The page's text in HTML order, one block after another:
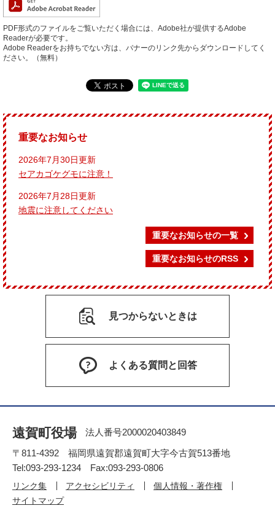
PDF形式のファイルをご覧いただく場合には、Adobe社が提供するAdobe
Readerが必要です。
Adobe Readerをお持ちでない方は、バナーのリンク先からダウンロードしてく
ださい。（無料）
重要なお知らせ
2026年7月30日更新
セアカゴケグモに注意！
2026年7月28日更新
地震に注意してください
重要なお知らせの一覧
重要なお知らせのRSS
見つからないときは
よくある質問と回答
遠賀町役場
法人番号2000020403849
〒811-4392 福岡県遠賀郡遠賀町大字今古賀513番地
Tel:093-293-1234 Fax:093-293-0806
リンク集 アクセシビリティ
個人情報・著作権
サイトマップ